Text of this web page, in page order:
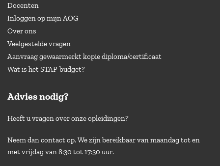
Docenten
Inloggen op mijn AOG
Over ons
Veelgestelde vragen
Aanvraag gewaarmerkt kopie diploma/certificaat
Wat is het STAP-budget?
Advies nodig?
Heeft u vragen over onze opleidingen?
Neem dan contact op. We zijn bereikbaar van maandag tot en
met vrijdag van 8:30 tot 17:30 uur.